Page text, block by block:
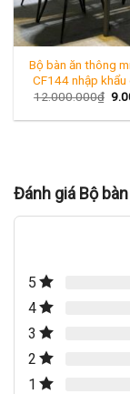
Bộ bàn ăn thông
CF144 nhập
12.000.000₫ Giá
là:
Đánh giá Bộ
5
4
3
2
1